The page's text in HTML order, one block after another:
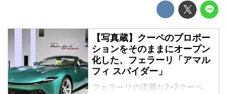
【写真蔵】クーペのプロポー
ションをそのままにオープン
化した、フェラーリ「アマル
フィ スパイダー」
フェラーリの流麗な2+2クーペ、